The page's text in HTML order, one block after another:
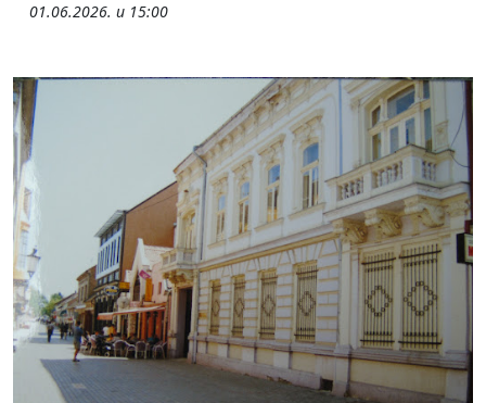
01.06.2026. u 15:00